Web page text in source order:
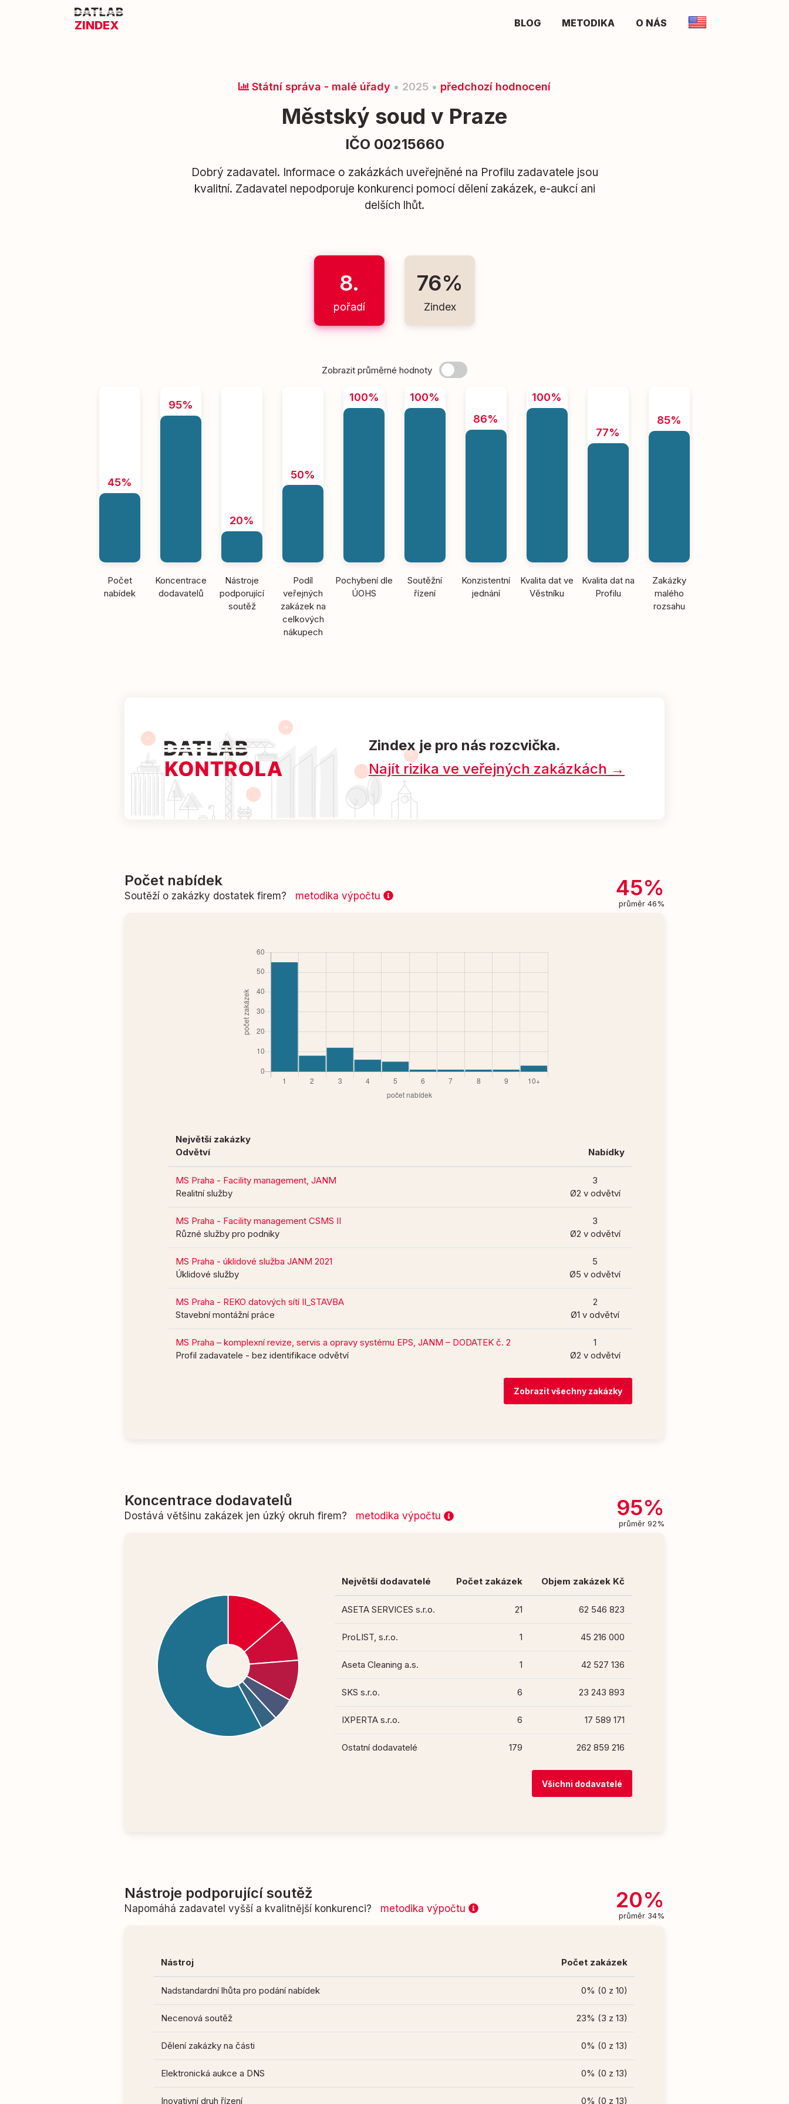
ZINDEX BLOG METODIKA O NÁS
Státní správa - malé úřady • 2025 • předchozí hodnocení
Městský soud v Praze
IČO 00215660
Dobrý zadavatel. Informace o zakázkách uveřejněné na Profilu zadavatele jsou
kvalitní. Zadavatel nepodporuje konkurenci pomocí dělení zakázek, e-aukcí ani
delších lhůt.
8.
pořadí
76%
Zindex
Zobrazit průměrné hodnoty
45%
Počet
nabídek
95%
Koncentrace
dodavatelů
20%
Nástroje
podporující
soutěž
50%
Podíl
veřejných
zakázek na
celkových
nákupech
100%
Pochybení dle
ÚOHS
100%
Soutěžní
řízení
86%
Konzistentní
jednání
100%
Kvalita dat ve
Věstníku
77%
Kvalita dat na
Profilu
85%
Zakázky
malého
rozsahu
Zindex je pro nás rozcvička.
Najít rizika ve veřejných zakázkách →
Počet nabídek
Soutěží o zakázky dostatek firem? metodika výpočtu 45%
průměr 46%
Největší zakázky
Odvětví
Nabídky
MS Praha - Facility management, JANM
Realitní služby
3
Ø2 v odvětví
MS Praha - Facility management CSMS II
Různé služby pro podniky
3
Ø2 v odvětví
MS Praha - úklidové služba JANM 2021
Úklidové služby
5
Ø5 v odvětví
MS Praha - REKO datových sítí II_STAVBA
Stavební montážní práce
2
Ø1 v odvětví
MS Praha – komplexní revize, servis a opravy systému EPS, JANM – DODATEK č. 2
Profil zadavatele - bez identifikace odvětví
1
Ø2 v odvětví
Zobrazit všechny zakázky
Koncentrace dodavatelů
Dostává většinu zakázek jen úzký okruh firem? metodika výpočtu 95%
průměr 92%
Největší dodavatelé Počet zakázek Objem zakázek Kč
ASETA SERVICES s.r.o. 21 62 546 823
ProLIST, s.r.o. 1 45 216 000
Aseta Cleaning a.s. 1 42 527 136
SKS s.r.o. 6 23 243 893
IXPERTA s.r.o. 6 17 589 171
Ostatní dodavatelé 179 262 859 216
Všichni dodavatelé
Nástroje podporující soutěž
Napomáhá zadavatel vyšší a kvalitnější konkurenci? metodika výpočtu 20%
průměr 34%
Nástroj Počet zakázek
Nadstandardní lhůta pro podání nabídek 0% (0 z 10)
Necenová soutěž 23% (3 z 13)
Dělení zakázky na části 0% (0 z 13)
Elektronická aukce a DNS 0% (0 z 13)
Inovativní druh řízení 0% (0 z 13)